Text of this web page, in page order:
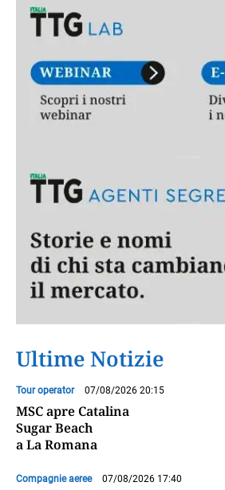
Ultime Notizie
Tour operator 07/08/2026 20:15
MSC apre Catalina
Sugar Beach
a La Romana
Compagnie aeree 07/08/2026 17:40